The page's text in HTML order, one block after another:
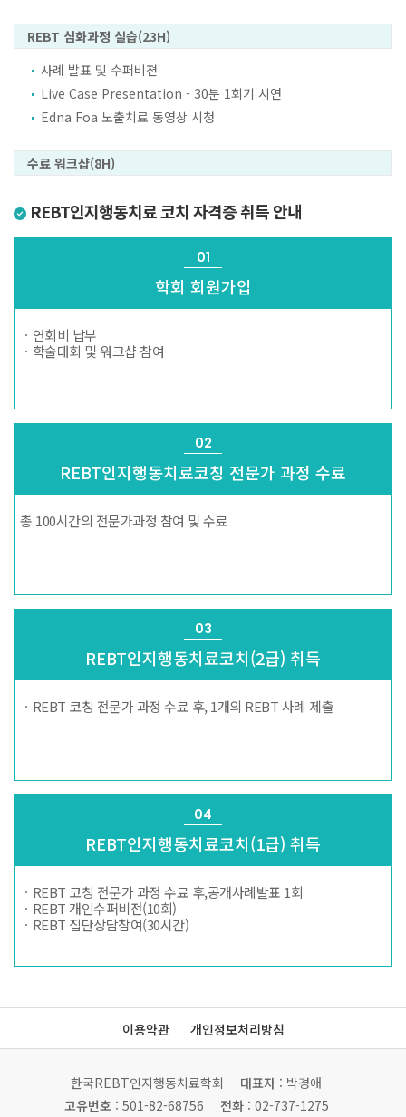
REBT 심화과정 실습(23H)
사례 발표 및 수퍼비젼
Live Case Presentation - 30분 1회기 시연
Edna Foa 노출치료 동영상 시청
수료 워크샵(8H)
REBT인지행동치료 코치 자격증 취득 안내
01
학회 회원가입
ㆍ연회비 납부
ㆍ학술대회 및 워크샵 참여
02
REBT인지행동치료코칭 전문가 과정 수료
총 100시간의 전문가과정 참여 및 수료
03
REBT인지행동치료코치(2급) 취득
ㆍREBT 코칭 전문가 과정 수료 후, 1개의 REBT 사례 제출
04
REBT인지행동치료코치(1급) 취득
ㆍREBT 코칭 전문가 과정 수료 후,공개사례발표 1회
ㆍREBT 개인수퍼비전(10회)
ㆍREBT 집단상담참여(30시간)
이용약관 개인정보처리방침
한국REBT인지행동치료학회 대표자 : 박경애
고유번호 : 501-82-68756 전화: 02-737-1275